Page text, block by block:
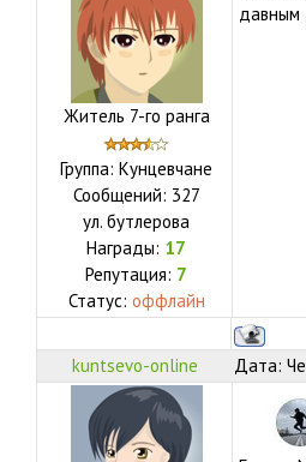
Житель 7-го ранга
Группа: Кунцевчане
Сообщений: 327
ул. бутлерова
Награды: 17
Репутация: 7
Статус: оффлайн
давным
kuntsevo-online Дата: